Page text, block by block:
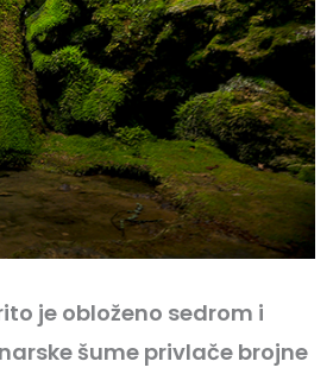
je obloženo sedrom i
šume privlače brojne